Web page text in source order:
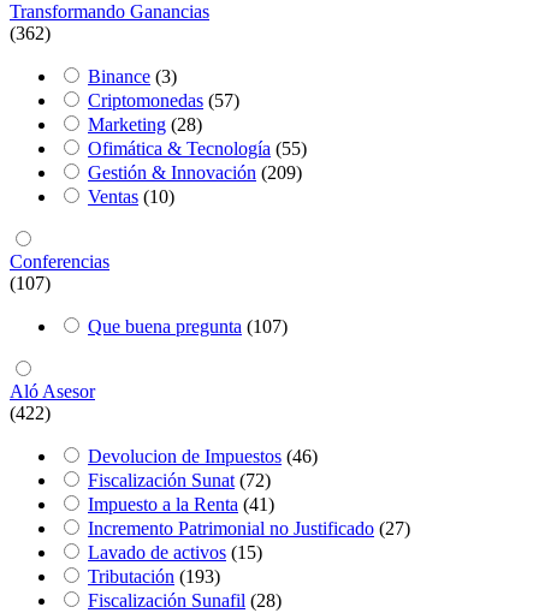
Transformando Ganancias
(362)
Binance (3)
Criptomonedas (57)
Marketing (28)
Ofimática & Tecnología (55)
Gestión & Innovación (209)
Ventas (10)
Conferencias
(107)
Que buena pregunta (107)
Aló Asesor
(422)
Devolucion de Impuestos (46)
Fiscalización Sunat (72)
Impuesto a la Renta (41)
Incremento Patrimonial no Justificado (27)
Lavado de activos (15)
Tributación (193)
Fiscalización Sunafil (28)